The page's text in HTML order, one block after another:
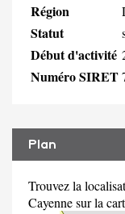
Région
Statut
Début d'activité
Numéro SIRET
Plan
Trouvez la
Cayenne sur la